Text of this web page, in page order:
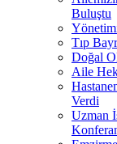
Buluştu
Tıp
Doğal
Aile
Verdi
Uzman